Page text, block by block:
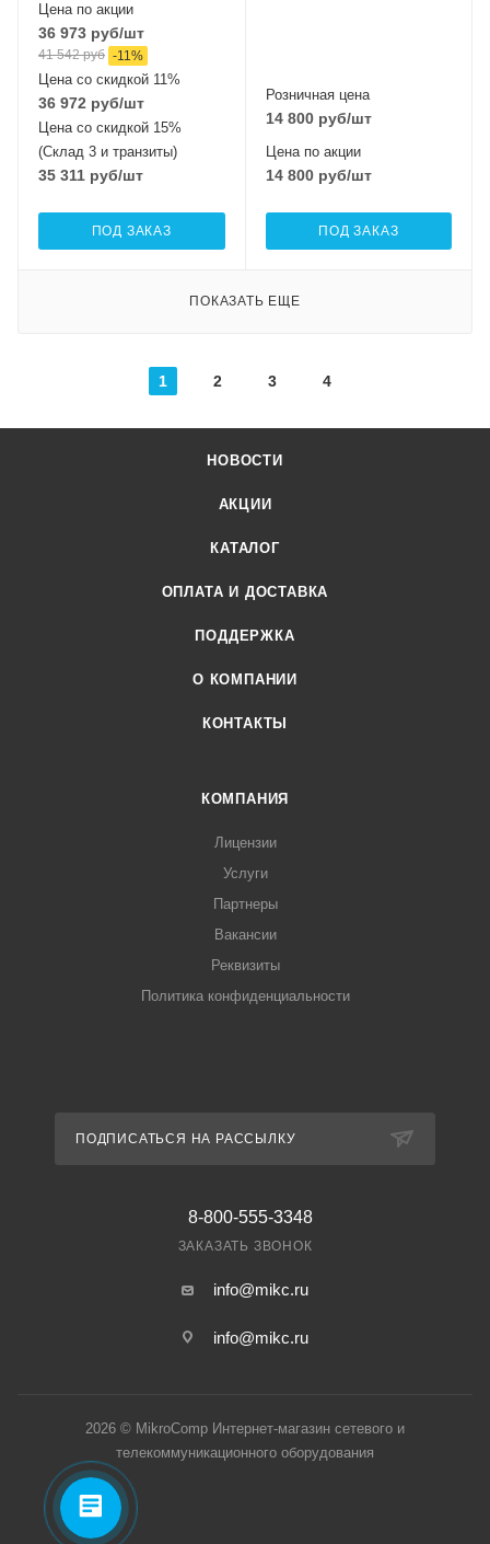
Цена по акции
36 973 руб/шт
41 542руб -11%
Цена со скидкой 11%
36 972 руб/шт
Цена со скидкой 15%
(Склад 3 и транзиты)
35 311 руб/шт
ПОД ЗАКАЗ
Розничная цена
14 800руб/шт
Цена по акции
14 800руб/шт
ПОД ЗАКАЗ
ПОКАЗАТЬ ЕЩЕ
1 2 3 4
НОВОСТИ
АКЦИИ
КАТАЛОГ
ОПЛАТА И ДОСТАВКА
ПОДДЕРЖКА
О КОМПАНИИ
КОНТАКТЫ
КОМПАНИЯ
Лицензии
Услуги
Партнеры
Вакансии
Реквизиты
Политика конфиденциальности
ПОДПИСАТЬСЯ НА РАССЫЛКУ
8-800-555-3348
ЗАКАЗАТЬ ЗВОНОК
info@mikc.ru
info@mikc.ru
2026 © MikroComp Интернет-магазин сетевого и
телекоммуникационного оборудования